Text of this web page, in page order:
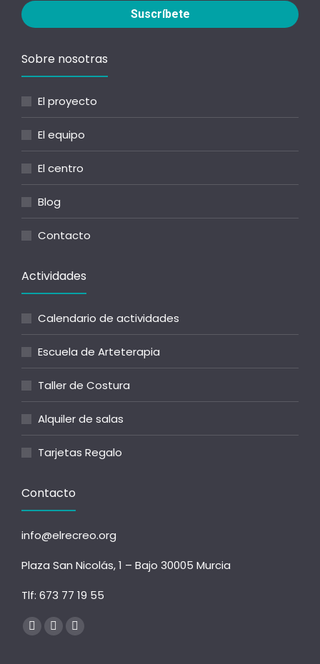
Sobre nosotras
El proyecto
El equipo
El centro
Blog
Contacto
Actividades
Calendario de actividades
Escuela de Arteterapia
Taller de Costura
Alquiler de salas
Tarjetas Regalo
Contacto
info@elrecreo.org
Plaza San Nicolás, 1 – Bajo 30005 Murcia
Tlf: 673 77 19 55
Encuéntranos en:
Facebook
Instagram
Sitio